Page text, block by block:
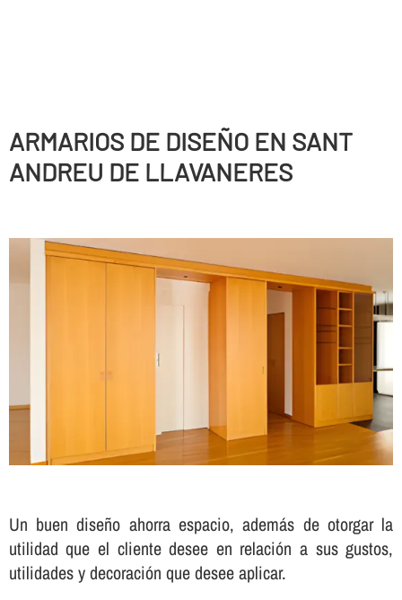
ARMARIOS DE DISEÑO EN SANT
ANDREU DE LLAVANERES
Un buen diseño ahorra espacio, además de otorgar la
utilidad que el cliente desee en relación a sus gustos,
utilidades y decoración que desee aplicar.